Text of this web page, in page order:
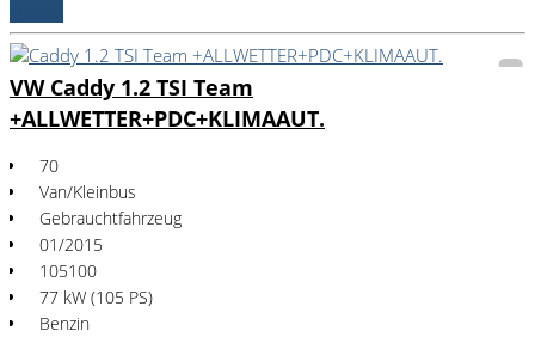
VW Caddy 1.2 TSI Team
+ALLWETTER+PDC+KLIMAAUT.
70
Van/Kleinbus
Gebrauchtfahrzeug
01/2015
105100
77 kW (105 PS)
Benzin